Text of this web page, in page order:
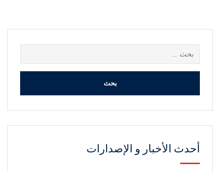
عن:
أحدث الأخبار و الإصدارات